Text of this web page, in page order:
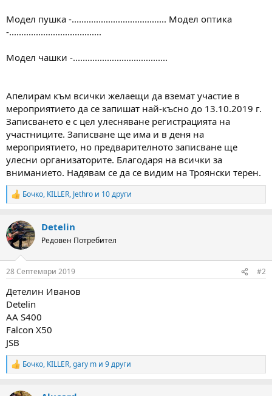
Модел пушка -....................................... Модел оптика
-......................................
Модел чашки -.......................................
Апелирам към всички желаещи да вземат участие в
мероприятието да се запишат най-късно до 13.10.2019 г.
Записването е с цел улесняване регистрацията на
участниците. Записване ще има и в деня на
мероприятието, но предварителното записване ще
улесни организаторите. Благодаря на всички за
вниманието. Надявам се да се видим на Троянски терен.
R
e
c
t
i
s
Бочко, KILLER, Jethro и 10 други
Detelin
Редовен Потребител
28 Септември 2019 #2
Детелин Иванов
Detelin
AA S400
Falcon X50
JSB
R
e
Бочко, KILLER,gary m и 9 други